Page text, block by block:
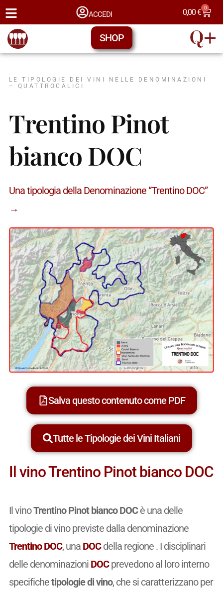
ACCEDI 0,00€ 0
SHOP
LE TIPOLOGIE DEI VINI NELLE DENOMINAZIONI
– QUATTROCALICI
Trentino Pinot
bianco DOC
Una tipologia della Denominazione “Trentino DOC”
→
Salva questo contenuto come PDF
Tutte le Tipologie dei Vini Italiani
Il vino Trentino Pinot bianco DOC
Il vinoTrentino Pinot bianco DOCè una delle
tipologie di vino previste dalla denominazione
Trentino DOC, una DOCdella regione . I disciplinari
delle denominazioni DOCprevedono al loro interno
specifichetipologie di vino, che si caratterizzano per